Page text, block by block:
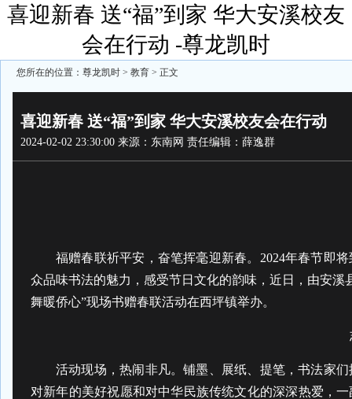
喜迎新春 送“福”到家 华大安溪校友
会在行动 -尊龙凯时
您所在的位置： 尊龙凯时 > 教育 > 正文
喜迎新春 送“福”到家 华大安溪校友会在行动
2024-02-02 23:30:00 来源：东南网 责任编辑：薛逸群
福赠春联祈平安，奋笔挥毫迎新春。2024年春节即
众品味书法的魅力，感受节日文化的韵味，近日，由安
舞暖侨心”现场书赠春联活动在西坪镇举办。
活动现场，热闹非凡。铺墨、展纸、提笔，书法家
对新年的美好祝愿和对中华民族传统文化的深深热爱，